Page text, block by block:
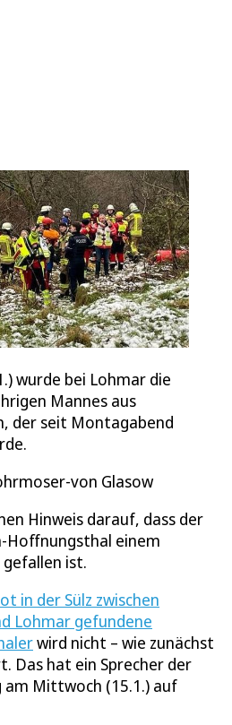
wurde bei Lohmar die
Mannes aus
der seit Montagabend
von Glasow
Hinweis darauf, dass der
Hoffnungsthal einem
ist.
in der Sülz zwischen
Lohmar gefundene
wird nicht – wie zunächst
Das hat ein Sprecher der
am Mittwoch (15.1.) auf